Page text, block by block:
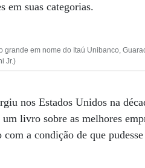
em suas categorias.
grande em nome do Itaú Unibanco,
Jr.)
nos Estados Unidos na
livro sobre as melhores
a condição de que